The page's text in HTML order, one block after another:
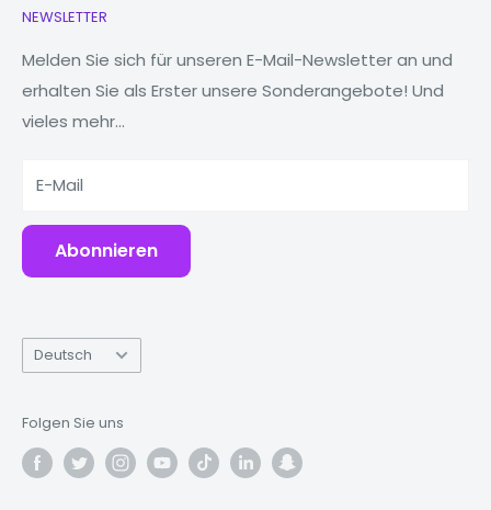
Uhren
MacBooks
Tablets
Powerbanks
Unsere Geschichte
Reduzieren, wiederverwenden, recyceln
Warum Fonez?
NEWSLETTER
Melden Sie sich für unseren E-Mail-Newsletter an und
erhalten Sie als Erster unsere Sonderangebote! Und
vieles mehr...
E-Mail
Abonnieren
Sprache
Deutsch
Folgen Sie uns